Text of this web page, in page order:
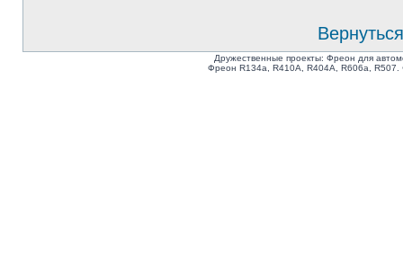
Дружественные проекты: Фреон для
Фреон R134a, R410A, R404A, R606a,